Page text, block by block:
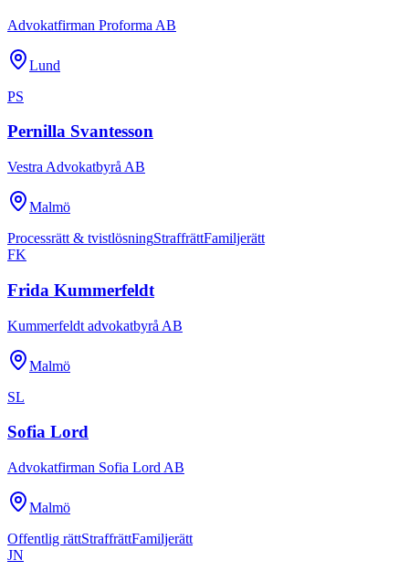
Advokatfirman Proforma AB
Lund
PS
Pernilla Svantesson
Vestra Advokatbyrå AB
Malmö
Processrätt & tvistlösningStraffrättFamiljerätt
FK
Frida Kummerfeldt
Kummerfeldt advokatbyrå AB
Malmö
SL
Sofia Lord
Advokatfirman Sofia Lord AB
Malmö
Offentlig rättStraffrättFamiljerätt
JN